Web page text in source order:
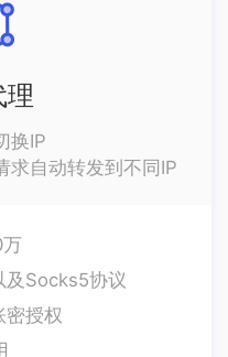
理
换IP
求自动转发到不同IP
Socks5协议
密授权